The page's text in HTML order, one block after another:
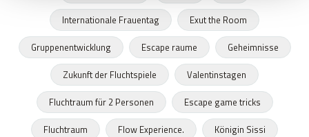
Internationale Frauentag
Exut the Room
Gruppenentwicklung
Escape raume
Geheimnisse
Zukunft der Fluchtspiele
Valentinstagen
Fluchtraum für 2 Personen
Escape game tricks
Fluchtraum
Flow Experience.
Königin Sissi